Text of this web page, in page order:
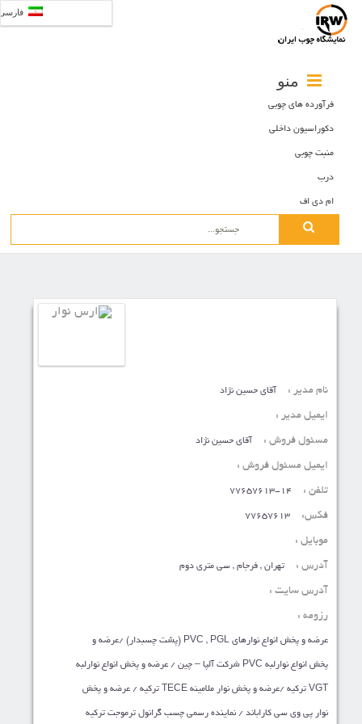
منو
فرآورده های چوبی
دکوراسیون داخلی
منبت چوبی
درب
ام دی اف
Search
نام مدیر : آقای حسین نژاد
ایمیل مدیر :
مسئول فروش : آقای حسین نژاد
ایمیل مسئول فروش :
تلفن : 77657613-14
فکس: 77657613
موبایل :
آدرس : تهران , فرجام , سی متری دوم
آدرس سایت :
رزومه :
عرضه و پخش انواع نوارهای PVC , PGL (پشت چسبدار) /عرضه و
پخش انواع نوارلبه PVC شرکت آلپا – چین / عرضه و پخش انواع نوارلبه
VGT ترکیه /عرضه و پخش نوار ملامینه TECE ترکیه / عرضه و پخش
نوار پی وی سی کاراباند / نماینده رسمی چسب گرانول ترموجت ترکیه